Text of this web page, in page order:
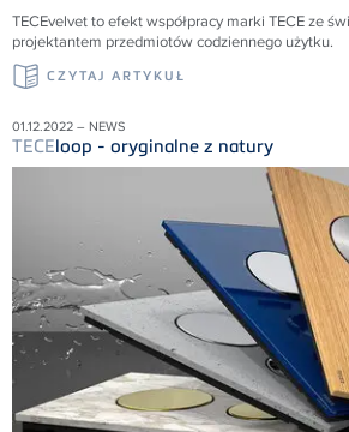
TECEvelvet to efekt współpracy marki TECE ze
projektantem przedmiotów codziennego użytku.
CZYTAJ ARTYKUŁ
01.12.2022 – NEWS
TECEloop - oryginalne z natury